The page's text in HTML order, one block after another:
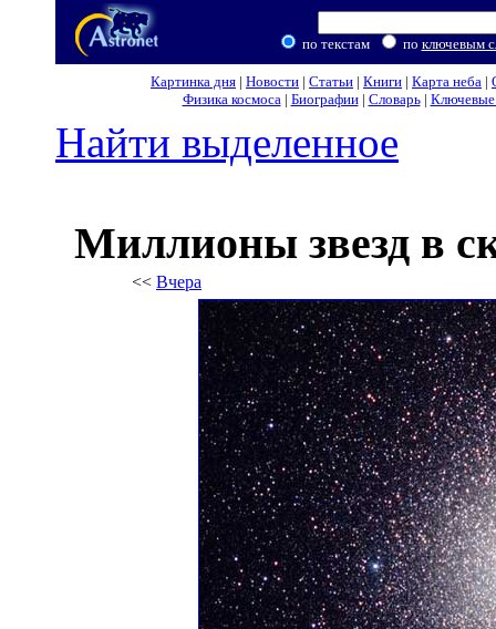
по текстам по ключевым
Картинка дня | Новости | Статьи | Книги | Карта неба |
Физика космоса| Биографии| Словарь| Ключевые
Найти выделенное
Миллионы звезд в
<< Вчера